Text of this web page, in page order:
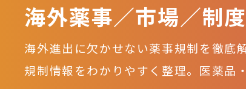
海外薬事／市場／制
海外進出に欠かせない薬事規制を徹底
規制情報をわかりやすく整理。医薬品